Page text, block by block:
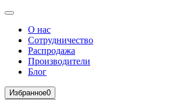
О нас
Сотрудничество
Распродажа
Производители
Блог
Избранное0